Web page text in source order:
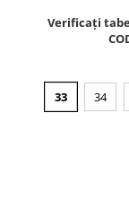
Verificați
33 34